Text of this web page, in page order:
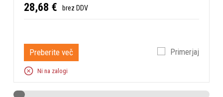
28,68 € brez DDV
Preberite več Primerjaj
Ni na zalogi